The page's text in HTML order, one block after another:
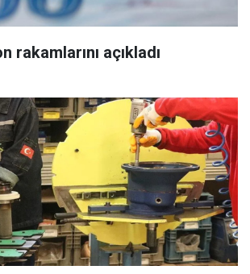
rakamlarını açıkladı